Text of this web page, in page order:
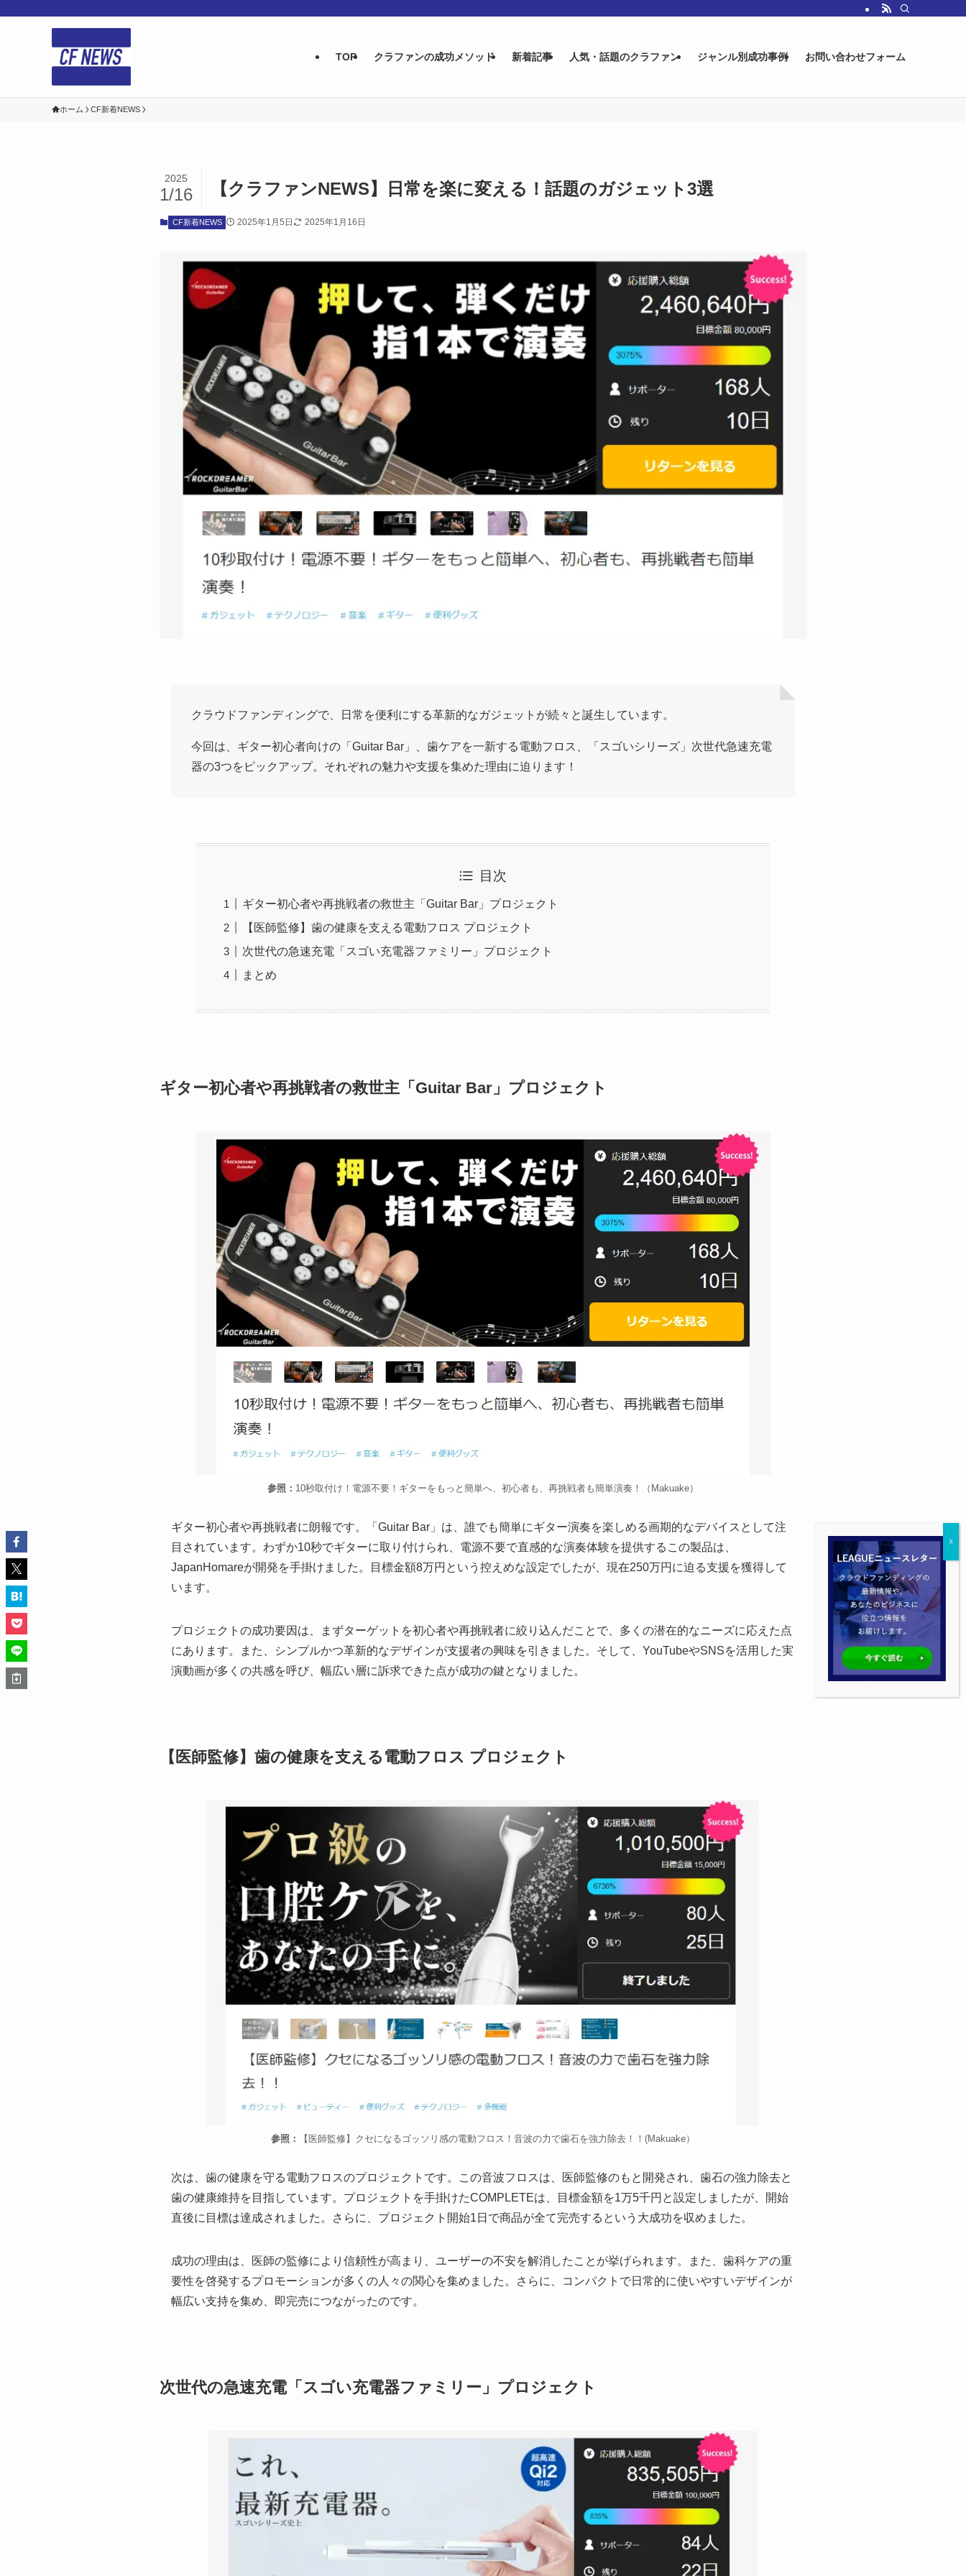
TOP クラファンの成功メソッド 新着記事 人気・話題のクラファン ジャンル別成功事例 お問い合わせフォーム
ホーム CF新着NEWS
【クラファンNEWS】日常を楽に変える！話題のガジェット3選
2025
1/16
CF新着NEWS 2025年1月5日 2025年1月16日
クラウドファンディングで、日常を便利にする革新的なガジェットが続々と誕生しています。
今回は、ギター初心者向けの「Guitar Bar」、歯ケアを一新する電動フロス、「スゴいシリーズ」次世代急速充電
器の3つをピックアップ。それぞれの魅力や支援を集めた理由に迫ります！
目次
ギター初心者や再挑戦者の救世主「Guitar Bar」プロジェクト
【医師監修】歯の健康を支える電動フロス プロジェクト
次世代の急速充電「スゴい充電器ファミリー」プロジェクト
まとめ
ギター初心者や再挑戦者の救世主「Guitar Bar」プロジェクト
参照： 10秒取付け！電源不要！ギターをもっと簡単へ、初心者も、再挑戦者も簡単演奏！（Makuake）
ギター初心者や再挑戦者に朗報です。「Guitar Bar」は、誰でも簡単にギター演奏を楽しめる画期的なデバイスとして注
目されています。わずか10秒でギターに取り付けられ、電源不要で直感的な演奏体験を提供するこの製品は、
JapanHomareが開発を手掛けました。目標金額8万円という控えめな設定でしたが、現在250万円に迫る支援を獲得して
います。
プロジェクトの成功要因は、まずターゲットを初心者や再挑戦者に絞り込んだことで、多くの潜在的なニーズに応えた点
にあります。また、シンプルかつ革新的なデザインが支援者の興味を引きました。そして、YouTubeやSNSを活用した実
演動画が多くの共感を呼び、幅広い層に訴求できた点が成功の鍵となりました。
【医師監修】歯の健康を支える電動フロス プロジェクト
参照： 【医師監修】クセになるゴッソリ感の電動フロス！音波の力で歯石を強力除去！！(Makuake）
次は、歯の健康を守る電動フロスのプロジェクトです。この音波フロスは、医師監修のもと開発され、歯石の強力除去と
歯の健康維持を目指しています。プロジェクトを手掛けたCOMPLETEは、目標金額を1万5千円と設定しましたが、開始
直後に目標は達成されました。さらに、プロジェクト開始1日で商品が全て完売するという大成功を収めました。
成功の理由は、医師の監修により信頼性が高まり、ユーザーの不安を解消したことが挙げられます。また、歯科ケアの重
要性を啓発するプロモーションが多くの人々の関心を集めました。さらに、コンパクトで日常的に使いやすいデザインが
幅広い支持を集め、即完売につながったのです。
次世代の急速充電「スゴい充電器ファミリー」プロジェクト